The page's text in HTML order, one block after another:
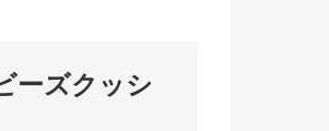
ーズクッシ